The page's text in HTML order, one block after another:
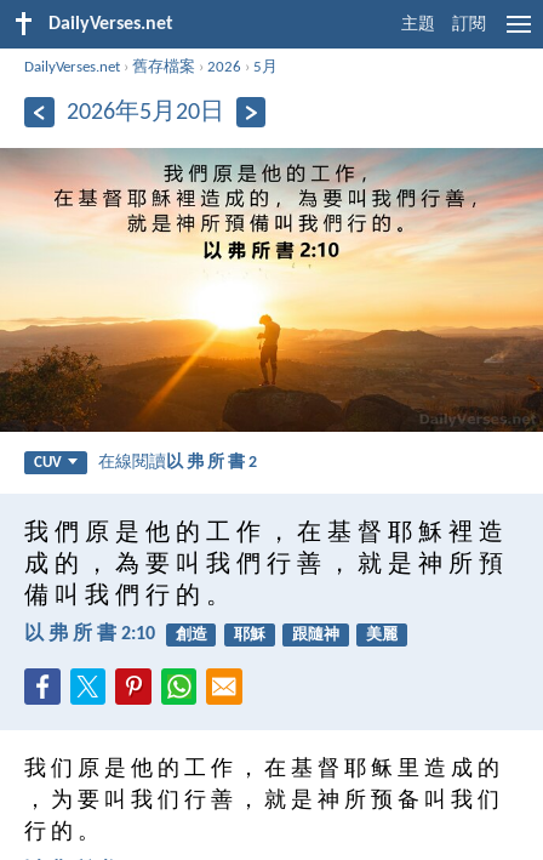
DailyVerses.net 主題 訂閱
DailyVerses.net ›舊存檔案 ›2026 ›5月
2026年5月20日
CUV 在線閱讀以 弗 所 書 2
我 們 原 是 他 的 工 作 ， 在 基 督 耶 穌 裡 造
成 的 ， 為 要 叫 我 們 行 善 ， 就 是 神 所 預
備 叫 我 們 行 的 。
以 弗 所 書 2:10 創造 耶穌 跟隨神 美麗
我 们 原 是 他 的 工 作 ， 在 基 督 耶 稣 里 造 成 的
， 为 要 叫 我 们 行 善 ， 就 是 神 所 预 备 叫 我 们
行 的 。